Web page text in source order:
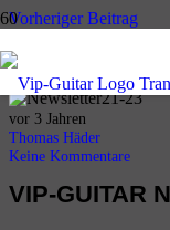
Vorheriger Beitrag
VIP-GUITAR
Nächster Beitrag
VIP-GUITAR
vor 3 Jahren
Thomas Häder
Keine Kommentare
VIP-GUITAR